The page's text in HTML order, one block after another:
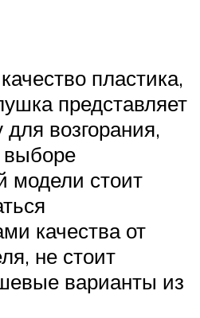
пластика,
представляет
для возгорания,
выборе
модели стоит
качества от
не стоит
варианты из